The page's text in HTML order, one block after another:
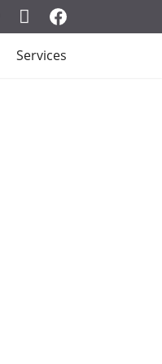
Services